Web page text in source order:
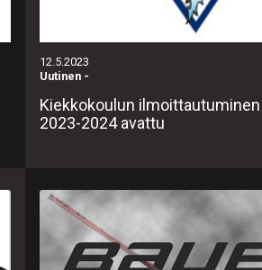
12.5.2023
Uutinen -
Kiekkokoulun
2023-2024 avattu